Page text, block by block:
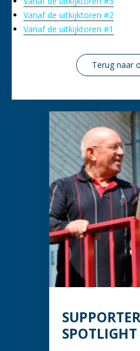
Vanaf de uitkijktoren #2
Vanaf de uitkijktoren #1
Terug naar
SPOTLIGHT